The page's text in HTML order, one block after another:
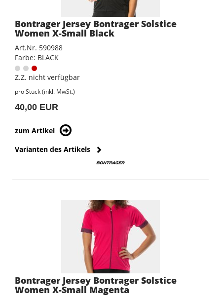
Bontrager Jersey Bontrager Solstice
Women X-Small Black
Art.Nr. 590988
Farbe: BLACK
Z.Z. nicht verfügbar
pro Stück (inkl. MwSt.)
40,00 EUR
zum Artikel
Varianten des Artikels
Bontrager Jersey Bontrager Solstice
Women X-Small Magenta